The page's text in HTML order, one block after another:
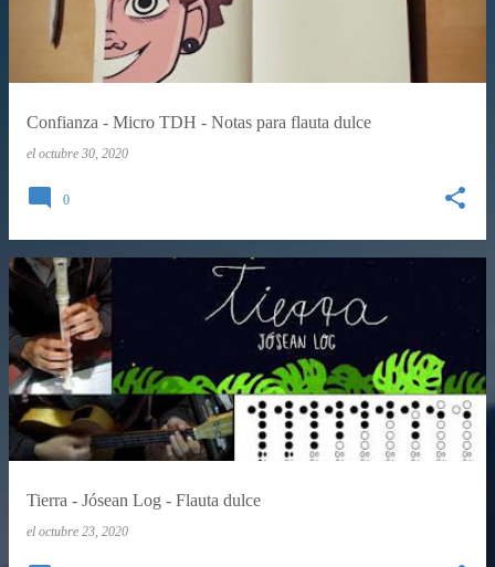
Confianza - Micro TDH - Notas para flauta dulce
el octubre 30, 2020
0
Tierra - Jósean Log - Flauta dulce
el octubre 23, 2020